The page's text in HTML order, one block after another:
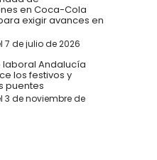
en Coca-Cola
exigir avances en
de julio de 2026
Andalucía
los festivos y
puentes
3 de noviembre de